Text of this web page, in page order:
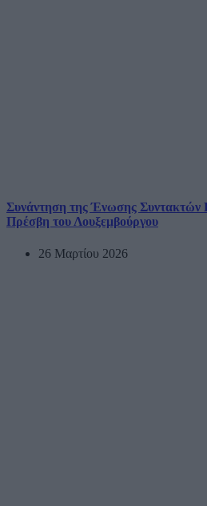
Συνάντηση της Ένωσης Συντακτών
Πρέσβη του Λουξεμβούργου
26 Μαρτίου 2026